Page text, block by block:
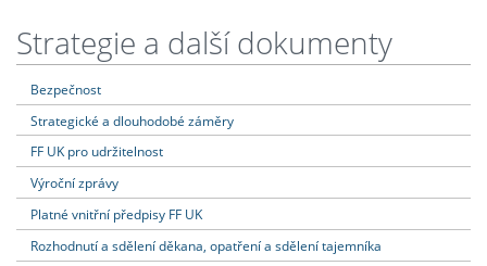
Strategie a další dokumenty
Bezpečnost
Strategické a dlouhodobé záměry
FF UK pro udržitelnost
Výroční zprávy
Platné vnitřní předpisy FF UK
Rozhodnutí a sdělení děkana, opatření a sdělení tajemníka